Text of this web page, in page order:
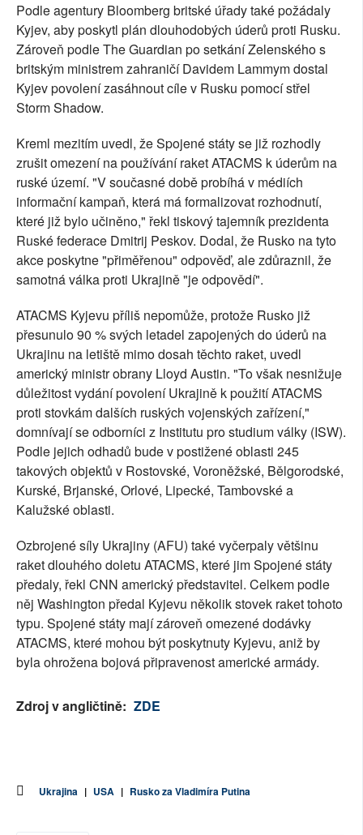
Podle agentury Bloomberg britské úřady také požádaly
Kyjev, aby poskytl plán dlouhodobých úderů proti Rusku.
Zároveň podle The Guardian po setkání Zelenského s
britským ministrem zahraničí Davidem Lammym dostal
Kyjev povolení zasáhnout cíle v Rusku pomocí střel
Storm Shadow.
Kreml mezitím uvedl, že Spojené státy se již rozhodly
zrušit omezení na používání raket ATACMS k úderům na
ruské území. "V současné době probíhá v médiích
informační kampaň, která má formalizovat rozhodnutí,
které již bylo učiněno," řekl tiskový tajemník prezidenta
Ruské federace Dmitrij Peskov. Dodal, že Rusko na tyto
akce poskytne "přiměřenou" odpověď, ale zdůraznil, že
samotná válka proti Ukrajině "je odpovědí".
ATACMS Kyjevu příliš nepomůže, protože Rusko již
přesunulo 90 % svých letadel zapojených do úderů na
Ukrajinu na letiště mimo dosah těchto raket, uvedl
americký ministr obrany Lloyd Austin. "To však nesnižuje
důležitost vydání povolení Ukrajině k použití ATACMS
proti stovkám dalších ruských vojenských zařízení,"
domnívají se odborníci z Institutu pro studium války (ISW).
Podle jejich odhadů bude v postižené oblasti 245
takových objektů v Rostovské, Voroněžské, Bělgorodské,
Kurské, Brjanské, Orlové, Lipecké, Tambovské a
Kalužské oblasti.
Ozbrojené síly Ukrajiny (AFU) také vyčerpaly většinu
raket dlouhého doletu ATACMS, které jim Spojené státy
předaly, řekl CNN americký představitel. Celkem podle
něj Washington předal Kyjevu několik stovek raket tohoto
typu. Spojené státy mají zároveň omezené dodávky
ATACMS, které mohou být poskytnuty Kyjevu, aniž by
byla ohrožena bojová připravenost americké armády.
Zdroj v angličtině: ZDE
Ukrajina | USA | Rusko za Vladimíra Putina